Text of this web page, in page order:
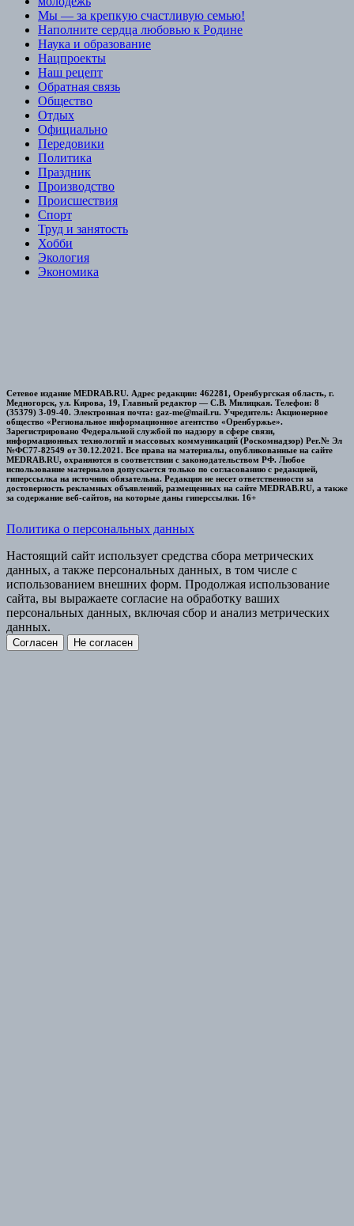
Мы — за крепкую счастливую семью!
Наполните сердца любовью к Родине
Наука и образование
Нацпроекты
Наш рецепт
Обратная связь
Общество
Отдых
Официально
Передовики
Политика
Праздник
Производство
Происшествия
Спорт
Труд и занятость
Хобби
Экология
Экономика
Сетевое издание MEDRAB.RU. Адрес редакции: 462281, Оренбургская область, г.
Медногорск, ул. Кирова, 19, Главный редактор — С.В. Милицкая. Телефон: 8
(35379) 3-09-40. Электронная почта: gaz-me@mail.ru. Учредитель: Акционерное
общество «Региональное информационное агентство «Оренбуржье».
Зарегистрировано Федеральной службой по надзору в сфере связи,
информационных технологий и массовых коммуникаций (Роскомнадзор) Рег.№ Эл
№ФС77-82549 от 30.12.2021. Все права на материалы, опубликованные на сайте
MEDRAB.RU, охраняются в соответствии с законодательством РФ. Любое
использование материалов допускается только по согласованию с редакцией,
гиперссылка на источник обязательна. Редакция не несет ответственности за
достоверность рекламных объявлений, размещенных на сайте MEDRAB.RU, а также
за содержание веб-сайтов, на которые даны гиперссылки. 16+
Политика о персональных данных
Настоящий сайт использует средства сбора метрических
данных, а также персональных данных, в том числе с
использованием внешних форм. Продолжая использование
сайта, вы выражаете согласие на обработку ваших
персональных данных, включая сбор и анализ метрических
данных.
Согласен Не согласен